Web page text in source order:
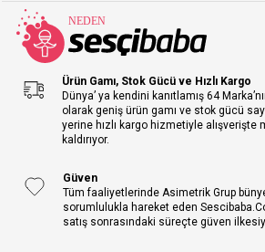
Ürün Gamı, Stok Gücü ve Hızlı Kargo
Dünya’ ya kendini kanıtlamış 64
olarak geniş ürün gamı ve stok gücü
yerine hızlı kargo hizmetiyle alışverişte
kaldırıyor.
Güven
Tüm faaliyetlerinde Asimetrik Grup
sorumlulukla hareket eden
satış sonrasındaki süreçte güven